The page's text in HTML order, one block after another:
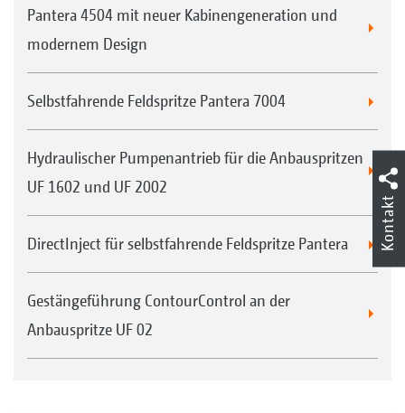
Pantera 4504 mit neuer Kabinengeneration und
modernem Design
Selbstfahrende Feldspritze Pantera 7004
Hydraulischer Pumpenantrieb für die Anbauspritzen
UF 1602 und UF 2002
DirectInject für selbstfahrende Feldspritze Pantera
Gestängeführung ContourControl an der
Anbauspritze UF 02
Kontakt